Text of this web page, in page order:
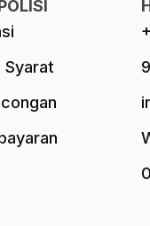
Syarat